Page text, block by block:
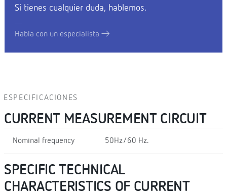
Si tienes cualquier duda, hablemos.
Habla con un especialista
ESPECIFICACIONES
CURRENT MEASUREMENT CIRCUIT
Nominal frequency 50Hz/60 Hz.
SPECIFIC TECHNICAL
CHARACTERISTICS OF CURRENT